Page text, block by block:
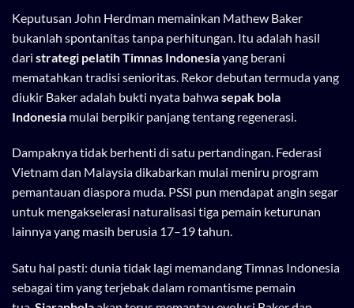
Keputusan John Herdman memainkan Mathew Baker
bukanlah spontanitas tanpa perhitungan. Itu adalah hasil
dari strategi pelatih Timnas Indonesiayang berani
mematahkan tradisi senioritas. Rekor debutan termuda yang
diukir Baker adalah bukti nyata bahwasepak bola
Indonesia mulai berpikir panjang tentang regenerasi.
Dampaknya tidak berhenti di satu pertandingan. Federasi
Vietnam dan Malaysia dikabarkan mulai meniru program
pemantauan diaspora muda. PSSI pun mendapat angin segar
untuk mengakselerasi naturalisasi tiga pemain keturunan
lainnya yang masih berusia 17–19 tahun.
Satu hal pasti: dunia tidak lagi memandang Timnas Indonesia
sebagai tim yang terjebak dalam romantisme pemain